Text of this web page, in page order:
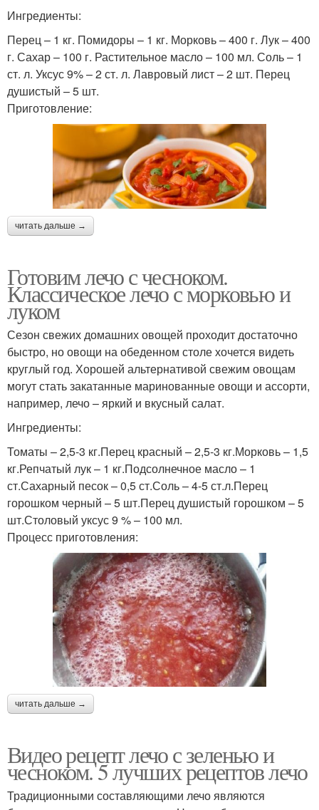
Ингредиенты:
Перец – 1 кг. Помидоры – 1 кг. Морковь – 400 г. Лук – 400
г. Сахар – 100 г. Растительное масло – 100 мл. Соль – 1
ст. л. Уксус 9% – 2 ст. л. Лавровый лист – 2 шт. Перец
душистый – 5 шт.
Приготовление:
читать дальше →
Готовим лечо с чесноком.
Классическое лечо с морковью и
луком
Сезон свежих домашних овощей проходит достаточно
быстро, но овощи на обеденном столе хочется видеть
круглый год. Хорошей альтернативой свежим овощам
могут стать закатанные маринованные овощи и ассорти,
например, лечо – яркий и вкусный салат.
Ингредиенты:
Томаты – 2,5-3 кг.Перец красный – 2,5-3 кг.Морковь – 1,5
кг.Репчатый лук – 1 кг.Подсолнечное масло – 1
ст.Сахарный песок – 0,5 ст.Соль – 4-5 ст.л.Перец
горошком черный – 5 шт.Перец душистый горошком – 5
шт.Столовый уксус 9 % – 100 мл.
Процесс приготовления:
читать дальше →
Видео рецепт лечо с зеленью и
чесноком. 5 лучших рецептов лечо
Традиционными составляющими лечо являются